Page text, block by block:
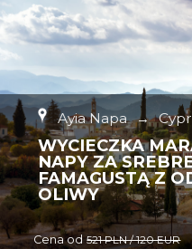
Ayia Napa → Cypr
WYCIECZKA
NAPY ZA
FAMAGUSTĄ Z
OLIWY
Cena od 521 PLN / 120 EUR